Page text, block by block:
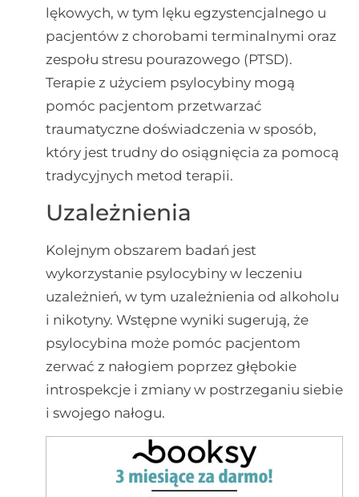
lękowych, w tym lęku egzystencjalnego u
pacjentów z chorobami terminalnymi oraz
zespołu stresu pourazowego (PTSD).
Terapie z użyciem psylocybiny mogą
pomóc pacjentom przetwarzać
traumatyczne doświadczenia w sposób,
który jest trudny do osiągnięcia za pomocą
tradycyjnych metod terapii.
Uzależnienia
Kolejnym obszarem badań jest
wykorzystanie psylocybiny w leczeniu
uzależnień, w tym uzależnienia od alkoholu
i nikotyny. Wstępne wyniki sugerują, że
psylocybina może pomóc pacjentom
zerwać z nałogiem poprzez głębokie
introspekcje i zmiany w postrzeganiu siebie
i swojego nałogu.